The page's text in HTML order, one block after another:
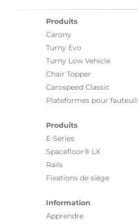
Produits
Carony
Turny Evo
Turny Low Vehicle
Chair Topper
Carospeed Classic
Plateformes pour
Produits
E-Series
Spacefloor® LX
Rails
Fixations de siège
Information
Apprendre